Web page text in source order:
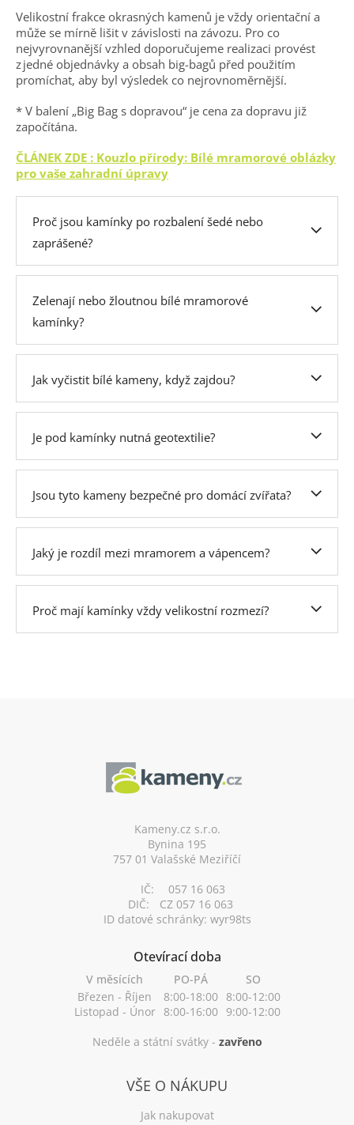
Velikostní frakce okrasných kamenů je vždy orientační a
může se mírně lišit v závislosti na závozu. Pro co
nejvyrovnanější vzhled doporučujeme realizaci provést
z jedné objednávky a obsah big-bagů před použitím
promíchat, aby byl výsledek co nejrovnoměrnější.
* V balení „Big Bag s dopravou“ je cena za dopravu již
započítána.
ČLÁNEK ZDE : Kouzlo přírody: Bílé mramorové oblázky
pro vaše zahradní úpravy
Proč jsou kamínky po rozbalení šedé nebo
zaprášené?
Zelenají nebo žloutnou bílé mramorové
kamínky?
Jak vyčistit bílé kameny, když zajdou?
Je pod kamínky nutná geotextilie?
Jsou tyto kameny bezpečné pro domácí zvířata?
Jaký je rozdíl mezi mramorem a vápencem?
Proč mají kamínky vždy velikostní rozmezí?
Kameny.cz s.r.o.
Bynina 195
757 01 Valašské Meziříčí
IČ:
057 16 063
DIČ:
CZ 057 16 063
ID datové schránky: wyr98ts
Otevírací doba
V měsících PO-PÁ
SO
Březen - Říjen
8:00-18:00 8:00-12:00
Listopad - Únor 8:00-16:00 9:00-12:00
Neděle a státní svátky - zavřeno
VŠE O NÁKUPU
Jak nakupovat